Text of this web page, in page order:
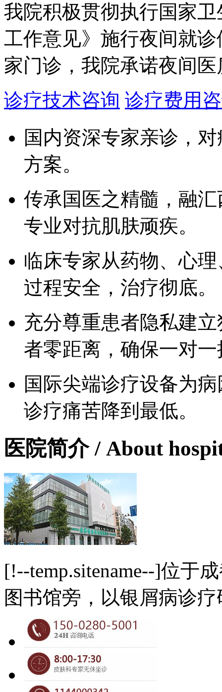
我院积极贯彻执行国家
工作意见》施行夜间就
家门诊，我院承诺夜间
诊疗技术咨询 诊疗费用
国内资深专家亲诊，
方案。
传承国医之精髓，融
专业对抗肌肤顽疾。
临床专家从药物、心
过程安全，治疗彻底。
充分尊重患者隐私建
者零距离，确保一对
国际尖端诊疗设备为
诊疗痛苦降到最低。
医院简介 / About
[!--temp.sitename--]位于
图书馆旁，以银屑病诊